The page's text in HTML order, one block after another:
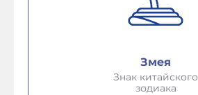
Змея
Знак китайского
зодиака